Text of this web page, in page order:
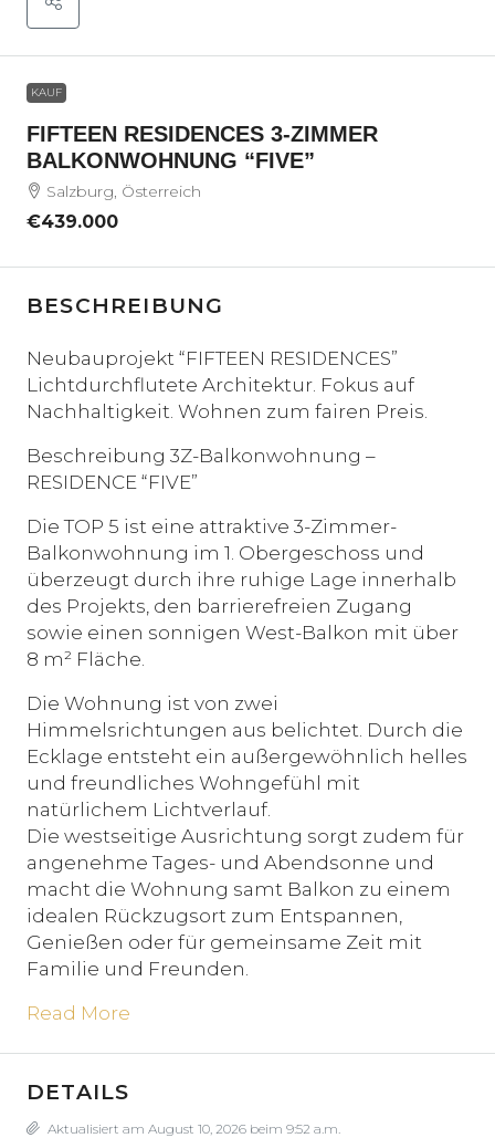
KAUF
FIFTEEN RESIDENCES 3-ZIMMER
BALKONWOHNUNG “FIVE”
Salzburg, Österreich
€439.000
BESCHREIBUNG
Neubauprojekt “FIFTEEN RESIDENCES”
Lichtdurchflutete Architektur. Fokus auf
Nachhaltigkeit. Wohnen zum fairen Preis.
Beschreibung 3Z-Balkonwohnung –
RESIDENCE “FIVE”
Die TOP 5 ist eine attraktive 3-Zimmer-
Balkonwohnung im 1. Obergeschoss und
überzeugt durch ihre ruhige Lage innerhalb
des Projekts, den barrierefreien Zugang
sowie einen sonnigen West-Balkon mit über
8 m² Fläche.
Die Wohnung ist von zwei
Himmelsrichtungen aus belichtet. Durch die
Ecklage entsteht ein außergewöhnlich helles
und freundliches Wohngefühl mit
natürlichem Lichtverlauf.
Die westseitige Ausrichtung sorgt zudem für
angenehme Tages- und Abendsonne und
macht die Wohnung samt Balkon zu einem
idealen Rückzugsort zum Entspannen,
Genießen oder für gemeinsame Zeit mit
Familie und Freunden.
Read More
DETAILS
Aktualisiert am August 10, 2026 beim 9:52 a.m.